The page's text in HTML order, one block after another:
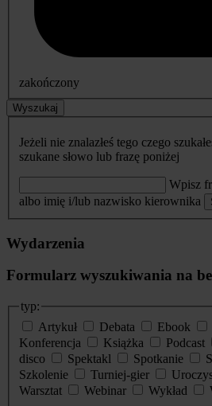
zakończony
Wyszukaj
Jeżeli nie znalazłeś tego czego
szukane słowo lub frazę poniżej
Wpisz
albo imię i/lub nazwisko kierownika
Wydarzenia
Formularz wyszukiwania na
typ:
Artykuł
Debata Ebook
Konferencja
Książka Podcast
disco
Spektakl Spotkanie
Szkolenie
Turniej-gier
Warsztat
Webinar Wykład